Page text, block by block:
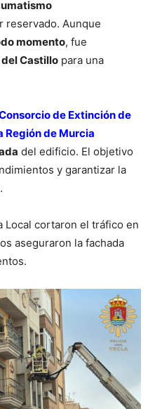
reservado. Aunque
momento, fue
Castillo para una
de Extinción de
Región de Murcia
del edificio. El objetivo
y garantizar la
Local cortaron el tráfico en
aseguraron la fachada